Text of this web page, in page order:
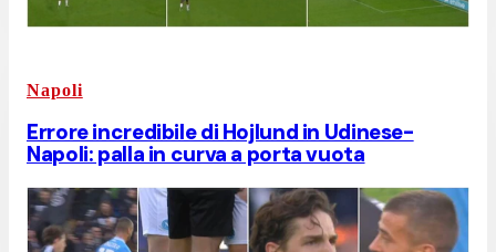
Napoli
Errore incredibile di Hojlund in Udinese-
Napoli: palla in curva a porta vuota